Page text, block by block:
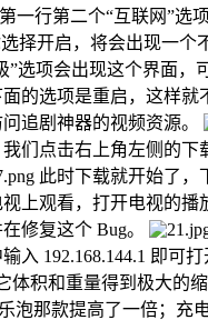
一行第二个“互联网”选
择开启，将会出现一
”选项会出现这个界面
的选项是重启，这样
追剧神器的视频资源。
们点击右上角左侧的下
此时下载就开始了
上观看，打开电视的
修复这个 Bug。
入 192.168.144.1 即可
体积和重量得到极大的
泡那款提高了一倍；